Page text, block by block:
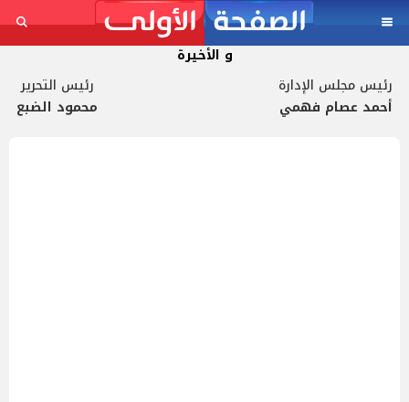
و الأخيرة
رئيس مجلس الإدارة
أحمد عصام فهمي
رئيس التحرير
محمود الضبع